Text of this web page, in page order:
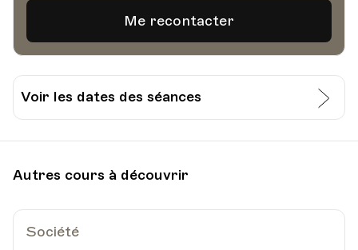
Voir les dates des séances
Escaliers du Marché 2, Lausanne
Autres cours à découvrir
Société